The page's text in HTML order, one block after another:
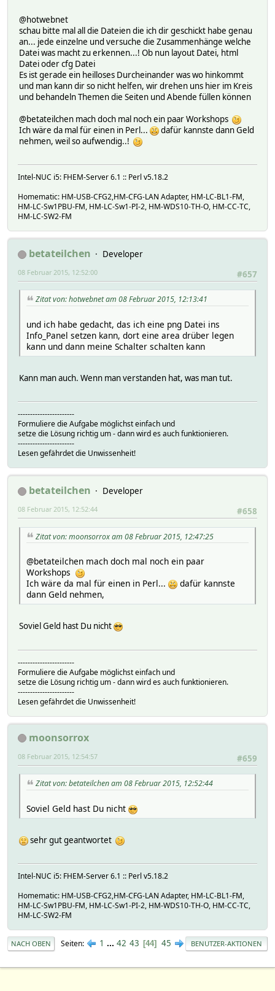
@hotwebnet
schau bitte mal all die Dateien die ich dir geschickt habe genau
an... jede einzelne und versuche die Zusammenhänge welche
Datei was macht zu erkennen...! Ob nun layout Datei, html
Datei oder cfg Datei
Es ist gerade ein heilloses Durcheinander was wo hinkommt
und man kann dir so nicht helfen, wir drehen uns hier im Kreis
und behandeln Themen die Seiten und Abende füllen können
@betateilchen mach doch mal noch ein paar Workshops
Ich wäre da mal für einen in Perl...
dafür kannste dann Geld
nehmen, weil so aufwendig..!
Intel-NUC i5: FHEM-Server 6.1 :: Perl v5.18.2
Homematic: HM-USB-CFG2,HM-CFG-LAN Adapter, HM-LC-BL1-FM,
HM-LC-Sw1PBU-FM, HM-LC-Sw1-PI-2, HM-WDS10-TH-O, HM-CC-TC,
HM-LC-SW2-FM
betateilchen
Developer
#657
08 Februar 2015, 12:52:00
Zitat von: hotwebnet am 08 Februar 2015, 12:13:41
und ich habe gedacht, das ich eine png Datei ins
Info_Panel setzen kann, dort eine area drüber legen
kann und dann meine Schalter schalten kann
Kann man auch. Wenn man verstanden hat, was man tut.
-----------------------
Formuliere die Aufgabe möglichst einfach und
setze die Lösung richtig um - dann wird es auch funktionieren.
-----------------------
Lesen gefährdet die Unwissenheit!
betateilchen
Developer
#658
08 Februar 2015, 12:52:44
Zitat von: moonsorrox am 08 Februar 2015, 12:47:25
@betateilchen mach doch mal noch ein paar
Workshops
Ich wäre da mal für einen in Perl...
dafür kannste
dann Geld nehmen,
Soviel Geld hast Du nicht
-----------------------
Formuliere die Aufgabe möglichst einfach und
setze die Lösung richtig um - dann wird es auch funktionieren.
-----------------------
Lesen gefährdet die Unwissenheit!
moonsorrox
#659
08 Februar 2015, 12:54:57
Zitat von: betateilchen am 08 Februar 2015, 12:52:44
Soviel Geld hast Du nicht
sehr gut geantwortet
Intel-NUC i5: FHEM-Server 6.1 :: Perl v5.18.2
Homematic: HM-USB-CFG2,HM-CFG-LAN Adapter, HM-LC-BL1-FM,
HM-LC-Sw1PBU-FM, HM-LC-Sw1-PI-2, HM-WDS10-TH-O, HM-CC-TC,
HM-LC-SW2-FM
NACH OBEN Seiten 1 ... 42 43 44 45 BENUTZER-AKTIONEN